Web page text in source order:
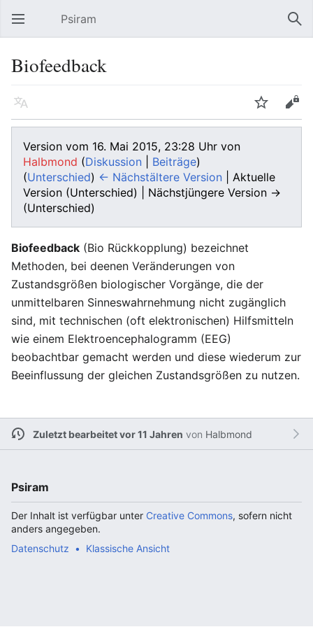
Hauptmenü öffnen Psiram
Biofeedback
Sprache Beobachten Bearbeiten
Version vom 16. Mai 2015, 23:28 Uhr von
Halbmond (Diskussion Beiträge)
(Unterschied) ← Nächstältere Version | Aktuelle
Version (Unterschied) | Nächstjüngere Version →
(Unterschied)
Biofeedback (Bio Rückkopplung) bezeichnet
Methoden, bei deenen Veränderungen von
Zustandsgrößen biologischer Vorgänge, die der
unmittelbaren Sinneswahrnehmung nicht zugänglich
sind, mit technischen (oft elektronischen) Hilfsmitteln
wie einem Elektroencephalogramm (EEG)
beobachtbar gemacht werden und diese wiederum zur
Beeinflussung der gleichen Zustandsgrößen zu nutzen.
Zuletzt bearbeitet vor 11 Jahren von Halbmond
Psiram
Der Inhalt ist verfügbar unter Creative Commons, sofern nicht
anders angegeben.
Datenschutz
Klassische Ansicht